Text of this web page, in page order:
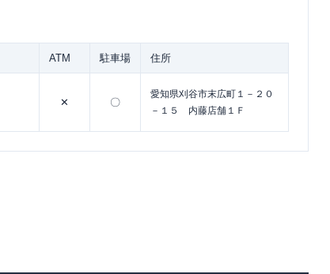
ATM 駐車場 住所
✕ 〇
愛知県刈谷市末広町１－２０
－１５ 内藤店舗１Ｆ